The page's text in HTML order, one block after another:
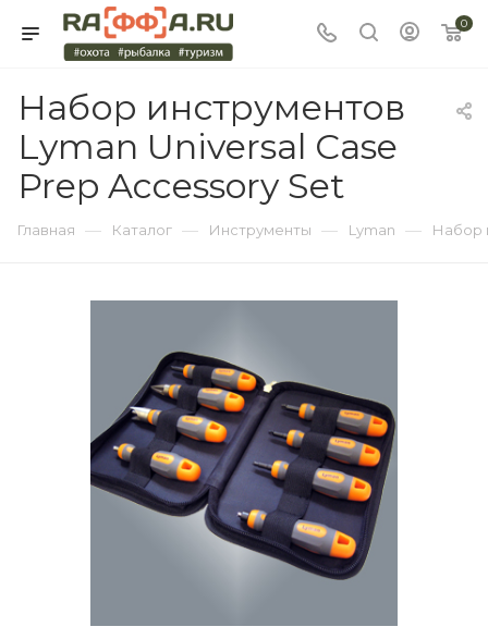
0
Набор инструментов
Lyman Universal Case
Prep Accessory Set
Главная — Каталог — Инструменты — Lyman — Набор